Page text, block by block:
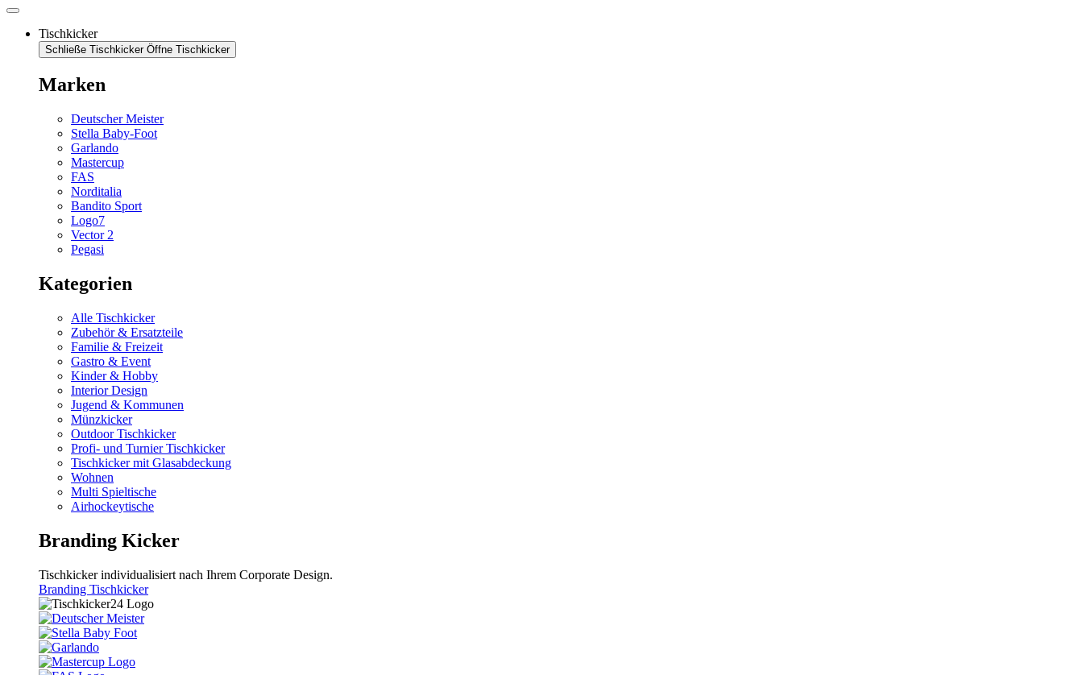
Tischkicker
Schließe Tischkicker Öffne Tischkicker
Marken
Deutscher Meister
Stella Baby-Foot
Garlando
Mastercup
FAS
Norditalia
Bandito Sport
Logo7
Vector 2
Pegasi
Kategorien
Alle Tischkicker
Zubehör & Ersatzteile
Familie & Freizeit
Gastro & Event
Kinder & Hobby
Interior Design
Jugend & Kommunen
Münzkicker
Outdoor Tischkicker
Profi- und Turnier Tischkicker
Tischkicker mit Glasabdeckung
Wohnen
Multi Spieltische
Airhockeytische
Branding Kicker
Tischkicker individualisiert nach Ihrem Corporate Design.
Branding Tischkicker